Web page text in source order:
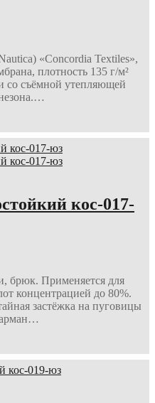
«Concordia Textiles»,
плотность 135 г/м²
со съёмной утепляющей
кос-017-
брюк. Применяется для
концентрацией до 80%.
застёжка на пуговицы